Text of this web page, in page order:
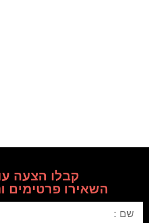
קבלו הצעה
השאירו פרטימים